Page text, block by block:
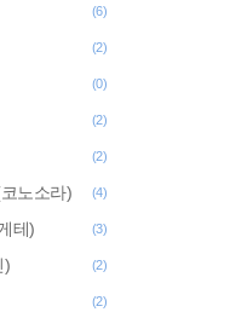
(6)
(2)
(0)
(2)
(2)
노소라) (4)
테) (3)
) (2)
(2)